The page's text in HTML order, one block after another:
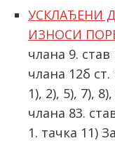
latinica
УСКЛАЂЕНИ
ИЗНОСИ
члана 9. став
члана 12б ст.
1), 2), 5), 7),
члана 83.
1. тачка 11)